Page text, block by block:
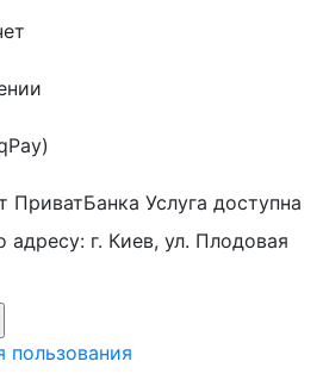
ПриватБанка Услуга доступна
адресу: г. Киев, ул. Плодовая
пользования